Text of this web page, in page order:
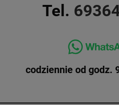
Tel.
codziennie od godz.